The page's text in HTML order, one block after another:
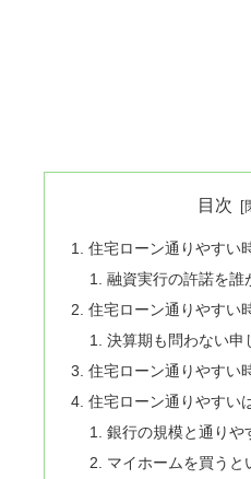
目次
住宅ローン通りやすい
融資実行の許諾を誰
住宅ローン通りやすい
決算期も問わない申
住宅ローン通りやすい
住宅ローン通りやすい
銀行の規模と通りや
マイホームを買うと